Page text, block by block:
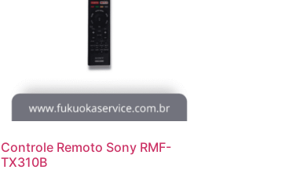
Controle Remoto Sony RMF-
TX310B